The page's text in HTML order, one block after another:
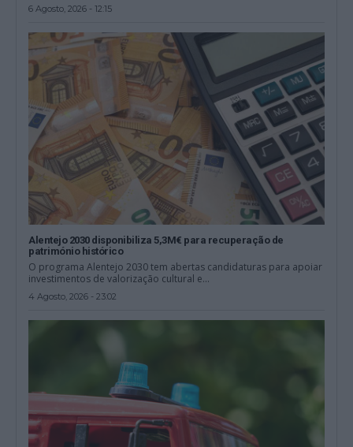
6 Agosto, 2026 - 12:15
Alentejo 2030 disponibiliza 5,3M€ para recuperação de
património histórico
O programa Alentejo 2030 tem abertas candidaturas para apoiar
investimentos de valorização cultural e...
4 Agosto, 2026 - 23:02